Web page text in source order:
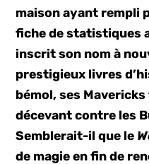
maison ayant rempli
fiche de statistiques
inscrit son nom à
prestigieux livres
bémol, ses
décevant contre les
Semblerait-il que le
de magie en fin de